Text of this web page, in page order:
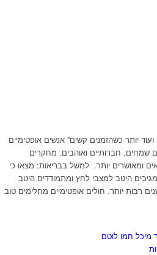
יותר כשהזמנים קשים” אנשים אופטימיים
שמחים, חברותיים ואוהבים. מחקרים
ומאושרים יותר. למשל בבריאות: מצאו כי
היטב למצבי לחץ ומתמודדים היטב
רבות יותר. חולים אופטימיים מחלימים טוב
מיכל חמו לוטם